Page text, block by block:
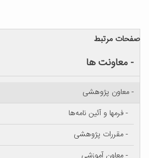
صفحات مرتبط
- معاونت ها
- معاون پژوهشی
- فرمها و آئین نامه‌ها
- مقررات پژوهشی